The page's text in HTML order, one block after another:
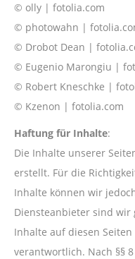
© olly | fotolia.com
© photowahn |
© Drobot Dean |
© Eugenio Marongiu |
© Robert Kneschke |
© Kzenon | fotolia.com
Haftung für Inhalte:
Die Inhalte unserer
erstellt. Für die
Inhalte können wir
Diensteanbieter sind wir
Inhalte auf diesen
verantwortlich. Nach §§